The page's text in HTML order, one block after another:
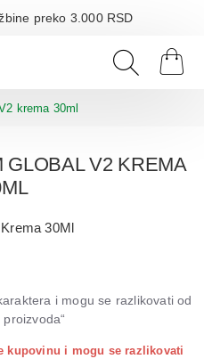
preko 3.000 RSD
krema 30ml
GLOBAL V2 KREMA
i mogu se razlikovati od
kupovinu i mogu se razlikovati